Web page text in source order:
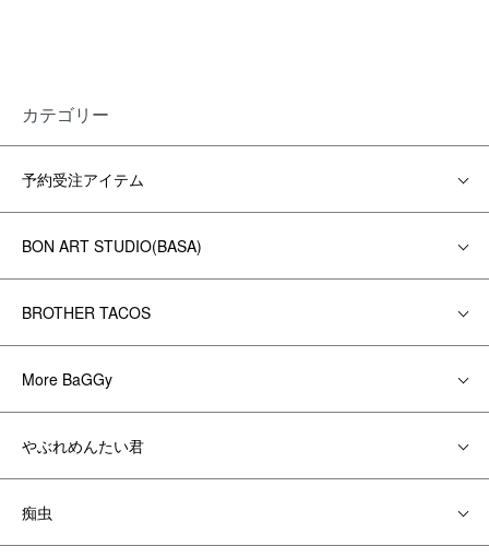
カテゴリー
予約受注アイテム
BON ART STUDIO(BASA)
BROTHER TACOS
More BaGGy
やぶれめんたい君
痴虫